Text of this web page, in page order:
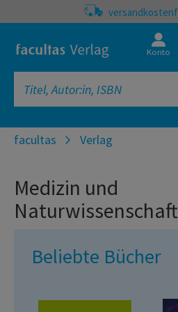
Konto
facultas Verlag
Medizin und
Beliebte Bücher